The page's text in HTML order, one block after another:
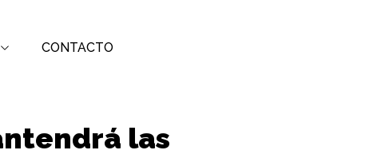
CONTACTO
las